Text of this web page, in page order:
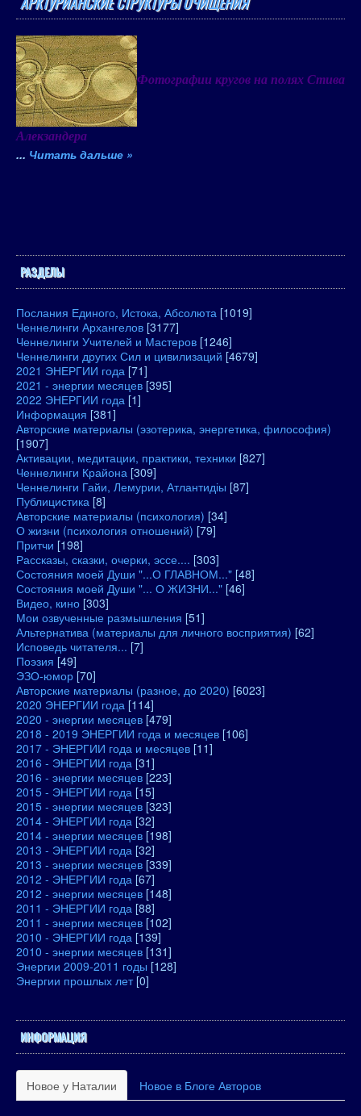
Фотографии кругов на полях Стива
Алекзандера
... Читать дальше »
РАЗДЕЛЫ
Послания Единого, Истока, Абсолюта [1019]
Ченнелинги Архангелов [3177]
Ченнелинги Учителей и Мастеров [1246]
Ченнелинги других Сил и цивилизаций [4679]
2021 ЭНЕРГИИ года [71]
2021 - энергии месяцев [395]
2022 ЭНЕРГИИ года [1]
Информация [381]
Авторские материалы (эзотерика, энергетика, философия)
[1907]
Активации, медитации, практики, техники [827]
Ченнелинги Крайона [309]
Ченнелинги Гайи, Лемурии, Атлантидіы [87]
Публицистика [8]
Авторские материалы (психология) [34]
О жизни (психология отношений) [79]
Притчи [198]
Рассказы, сказки, очерки, эссе.... [303]
Состояния моей Души "...О ГЛАВНОМ..." [48]
Состояния моей Души "... О ЖИЗНИ..." [46]
Видео, кино [303]
Мои озвученные размышления [51]
Альтернатива (материалы для личного восприятия) [62]
Исповедь читателя... [7]
Поэзия [49]
ЭЗО-юмор [70]
Авторские материалы (разное, до 2020) [6023]
2020 ЭНЕРГИИ года [114]
2020 - энергии месяцев [479]
2018 - 2019 ЭНЕРГИИ года и месяцев [106]
2017 - ЭНЕРГИИ года и месяцев [11]
2016 - ЭНЕРГИИ года [31]
2016 - энергии месяцев [223]
2015 - ЭНЕРГИИ года [15]
2015 - энергии месяцев [323]
2014 - ЭНЕРГИИ года [32]
2014 - энергии месяцев [198]
2013 - ЭНЕРГИИ года [32]
2013 - энергии месяцев [339]
2012 - ЭНЕРГИИ года [67]
2012 - энергии месяцев [148]
2011 - ЭНЕРГИИ года [88]
2011 - энергии месяцев [102]
2010 - ЭНЕРГИИ года [139]
2010 - энергии месяцев [131]
Энергии 2009-2011 годы [128]
Энергии прошлых лет [0]
ИНФОРМАЦИЯ
Новое у Наталии Новое в Блоге Авторов